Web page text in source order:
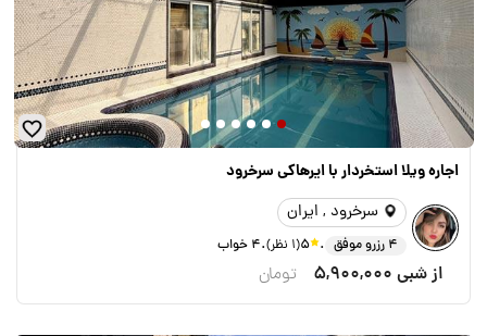
اجاره ويلا استخردار با ايرهاكى سرخرود
سرخرود , ایران
4 رزرو موفق .
5(1 نظر) .4 خواب
از شبی 5,900,000 تومان